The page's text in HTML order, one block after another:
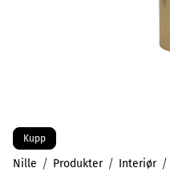
Kupp
Nille Produkter Interiør